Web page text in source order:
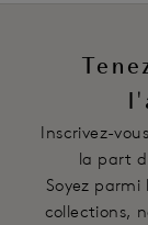
Inscrivez-
la part
Soyez parmi
collections,